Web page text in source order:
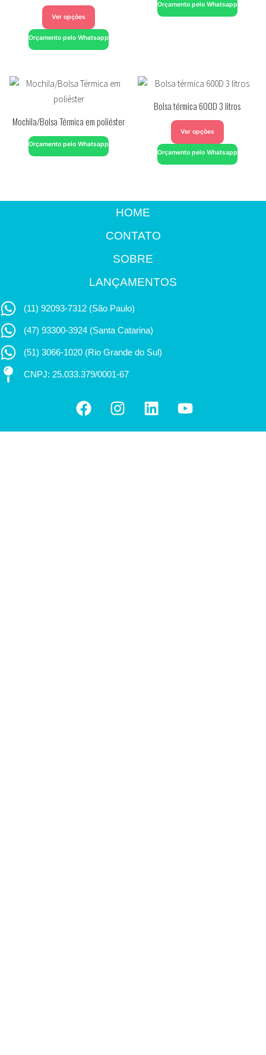
Ver opções
Orçamento pelo Whatsapp
Orçamento pelo Whatsapp
Mochila/Bolsa Térmica em poliéster
Orçamento pelo Whatsapp
Bolsa térmica 600D 3 litros
Ver opções
Orçamento pelo Whatsapp
HOME
CONTATO
SOBRE
LANÇAMENTOS
(11) 92093-7312 (São Paulo)
(47) 93300-3924 (Santa Catarina)
(51) 3066-1020 (Rio Grande do Sul)
CNPJ: 25.033.379/0001-67